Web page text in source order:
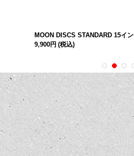
MOON DISCS STANDARD 15イ
9,900円 (税込)